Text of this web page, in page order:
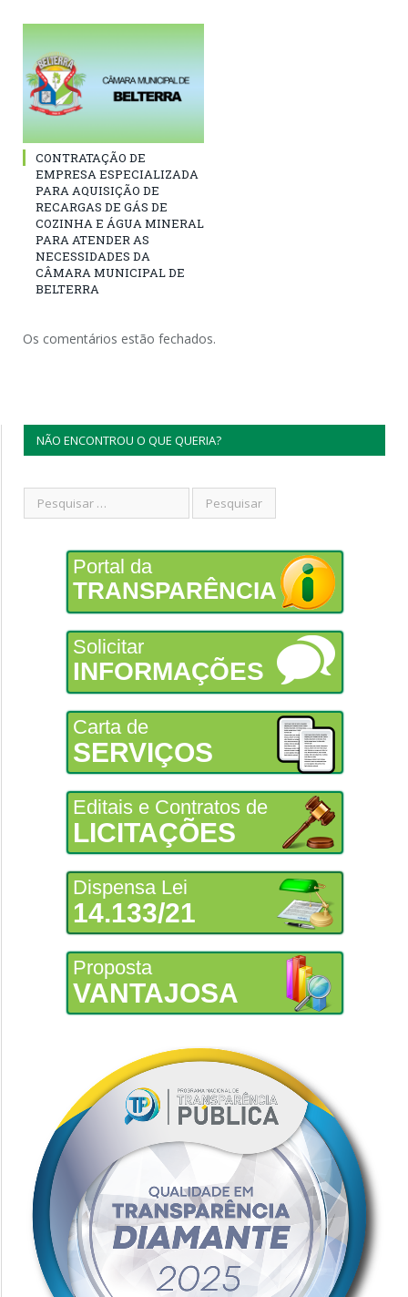
CONTRATAÇÃO DE
EMPRESA ESPECIALIZADA
PARA AQUISIÇÃO DE
RECARGAS DE GÁS DE
COZINHA E ÁGUA MINERAL
PARA ATENDER AS
NECESSIDADES DA
CÂMARA MUNICIPAL DE
BELTERRA
Os comentários estão fechados.
NÃO ENCONTROU O QUE QUERIA?
Portal da
TRANSPARÊNCIA
Solicitar
INFORMAÇÕES
Carta de
SERVIÇOS
Editais e Contratos de
LICITAÇÕES
Dispensa Lei
14.133/21
Proposta
VANTAJOSA